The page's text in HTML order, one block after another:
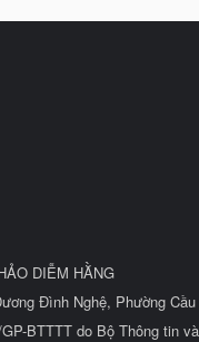
DIỄM HẰNG
Đình Nghệ, Phường
BTTTT do Bộ Thông tin